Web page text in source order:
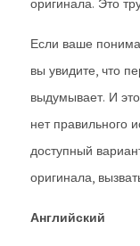
оригинала. Это
Если ваше
вы увидите, что
выдумывает. И
нет правильного
доступный
оригинала,
Английский